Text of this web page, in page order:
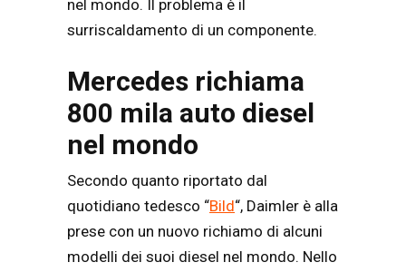
nel mondo. Il problema è il
surriscaldamento di un componente.
Mercedes richiama
800 mila auto diesel
nel mondo
Secondo quanto riportato dal
quotidiano tedesco “Bild“, Daimler è alla
prese con un nuovo richiamo di alcuni
modelli dei suoi diesel nel mondo. Nello